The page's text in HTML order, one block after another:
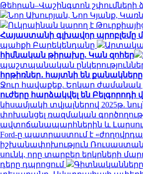
Թեհրան–Վաշինգտոն շփումների
Նոր Ախուրյան, Նոր Կյանք,
Ուկրաինան կարող է
Հայաստանի գլխավոր պրոբլեմը
պահքի Բարեկենդանը
հիմնական թիրախը. Կան զոհեր
պաշտպանական
հրթիռներ․ հայտնի են քանակները
Ջուր հավաքեք. Երկար ժամանակ
ուժերը հարձակվել են
կիսամյակի տվյալներով 2025թ.
փոխանցել ռազմական
ավտոճանապարհներին և
Ford-ը պատրաստում է
իշխանափոխություն
սունկ, որը տարբեր երկրների
դերը դպրոցում
Գիտնականները